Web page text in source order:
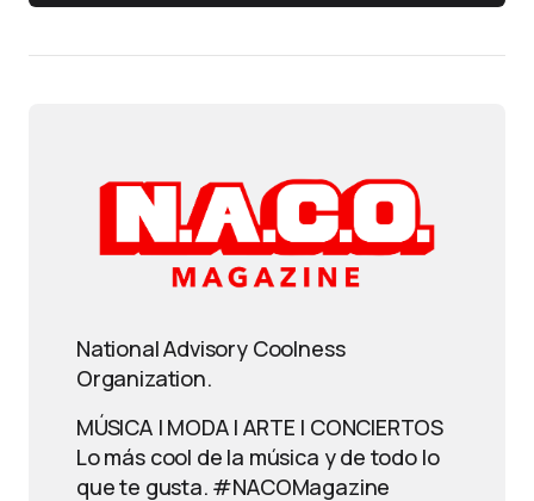
National Advisory Coolness
Organization.
MÚSICA | MODA | ARTE | CONCIERTOS
Lo más cool de la música y de todo lo
que te gusta. #NACOMagazine